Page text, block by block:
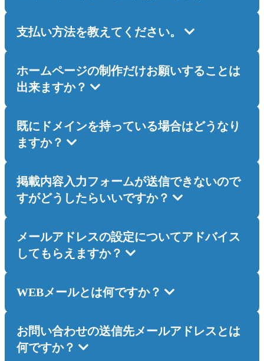
支払い方法を教えてください。
ホームページの制作だけお願いすることは
出来ますか？
既にドメインを持っている場合はどうなり
ますか？
掲載内容入力フォームが送信できないので
すがどうしたらいいですか？
メールアドレスの設定についてアドバイス
してもらえますか？
WEBメールとは何ですか？
お問い合わせの送信先メールアドレスとは
何ですか？